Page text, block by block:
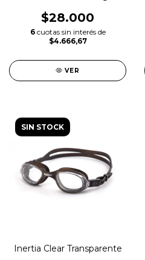
$28.000
6 cuotas sin interés de
$4.666,67
VER
SIN STOCK
Inertia Clear Transparente